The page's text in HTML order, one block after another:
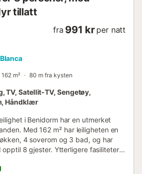
tillatt
fra 991 kr per natt
162 m² 80 m fra kysten
TV, Satellit-TV, Sengetøy,
Håndklær
i Benidorm har en utmerket
Med 162 m² har leiligheten en
4 soverom og 3 bad, og har
opptil 8 gjester. Ytterligere fasiliteter
vaskemaskin og TV. Barneseng